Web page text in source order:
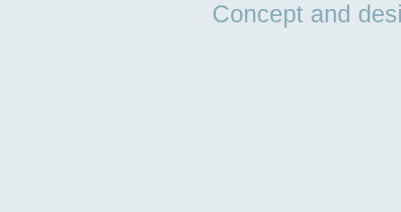
Concept and